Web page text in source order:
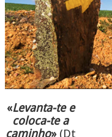
«Levanta-te e
coloca-te a
caminho»(Dt